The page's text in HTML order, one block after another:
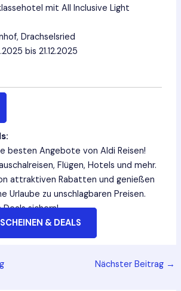
mit All Inclusive Light
Drachselsried
bis 21.12.2025
besten Angebote von Aldi Reisen!
Flügen, Hotels und mehr.
attraktiven Rabatten und genießen
Urlaube zu unschlagbaren Preisen.
sichern!
& DEALS
Nächster Beitrag →